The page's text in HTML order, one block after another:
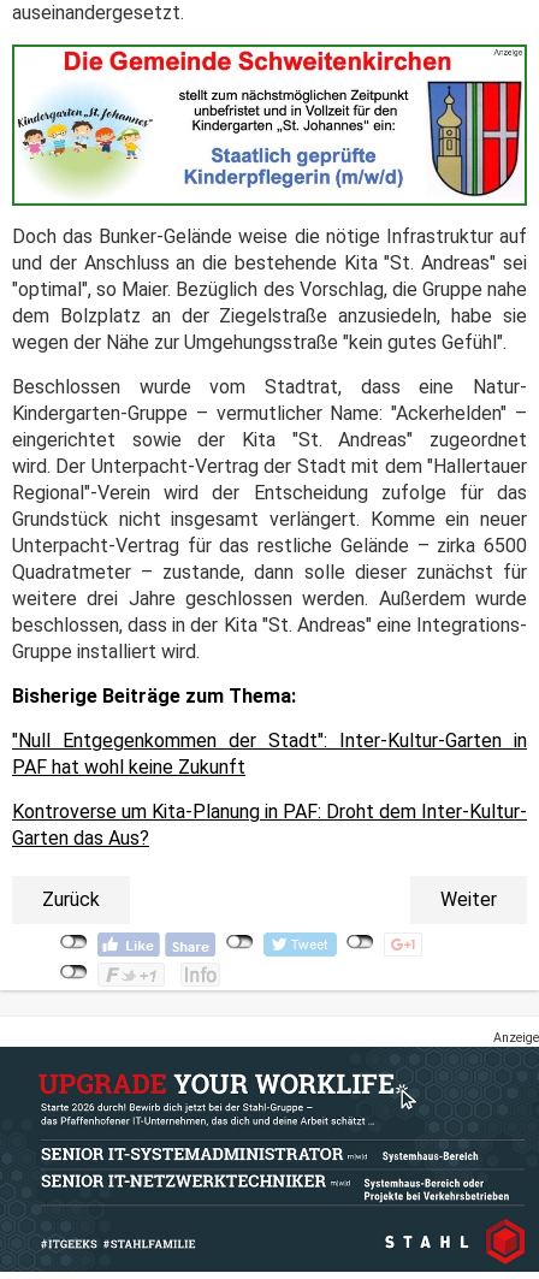
auseinandergesetzt.
Doch das Bunker-Gelände weise die nötige Infrastruktur auf
und der Anschluss an die bestehende Kita "St. Andreas" sei
"optimal", so Maier. Bezüglich des Vorschlag, die Gruppe nahe
dem Bolzplatz an der Ziegelstraße anzusiedeln, habe sie
wegen der Nähe zur Umgehungsstraße "kein gutes Gefühl".
Beschlossen wurde vom Stadtrat, dass eine Natur-
Kindergarten-Gruppe – vermutlicher Name: "Ackerhelden" –
eingerichtet sowie der Kita "St. Andreas" zugeordnet
wird. Der Unterpacht-Vertrag der Stadt mit dem "Hallertauer
Regional"-Verein wird der Entscheidung zufolge für das
Grundstück nicht insgesamt verlängert. Komme ein neuer
Unterpacht-Vertrag für das restliche Gelände – zirka 6500
Quadratmeter – zustande, dann solle dieser zunächst für
weitere drei Jahre geschlossen werden. Außerdem wurde
beschlossen, dass in der Kita "St. Andreas" eine Integrations-
Gruppe installiert wird.
Bisherige Beiträge zum Thema:
"Null Entgegenkommen der Stadt": Inter-Kultur-Garten in
PAF hat wohl keine Zukunft
Kontroverse um Kita-Planung in PAF: Droht dem Inter-Kultur-
Garten das Aus?
Zurück Weiter
Anzeige